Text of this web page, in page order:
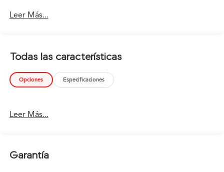
for the outdoor junky! You'll even feel relaxed knowing
to drive into the sunset without a care in the world! Just
what you've been looking for. With quality in mind, this
vehicle is the perfect addition to take home.
Leer Más...
Todas las características
Opciones Especificaciones
Leer Más...
Garantía